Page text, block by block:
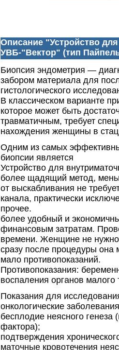
Описание "Устройство
УВБ-"Вектор" (тип
Биопсия эндометрия —
забором материала для
гистологического
В классическом варианте
которое может быть
травматичным, требует
нахождения женщины в
Одним из самых
биопсии является
Устройство для
более щадящий метод,
от выскабливания не
канала, практически
прочее.
более удобный и
финансовым затратам.
времени. Женщине не нужно
сразу после процедуры она
мало противопоказаний.
Противопоказания:
воспаления органов малого
Показания для
онкологические
бесплодие неясного генеза
фактора);
подтверждения
маточные кровотечения